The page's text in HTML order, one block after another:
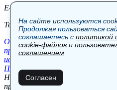
E-mail: site@vestnik.net,
Тел.: +7 (921) 720-00-97
Общество Экономика
проекте Шоу-бизнес Политика
использования cookie-файлов
Пользовательское соглашение
Новости, аналитика, прогнозы
представленные на данном
На сайте используются
Продолжая пользоваться
соглашаетесь с политикой
cookie-файлов и
соглашением
Согласен